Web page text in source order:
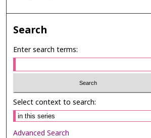
Search
Enter search terms:
Select context to search:
Advanced Search